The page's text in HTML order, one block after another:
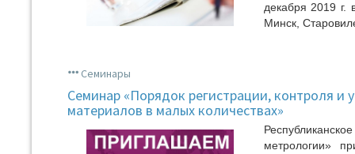
декабря 2019
Минск,
Семинары
Cеминар «Порядок регистрации, контроля
материалов в малых количествах»
метрологии»